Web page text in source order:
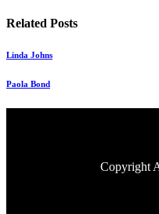
Related Posts
Linda Johns
Paola Bond
Copyright